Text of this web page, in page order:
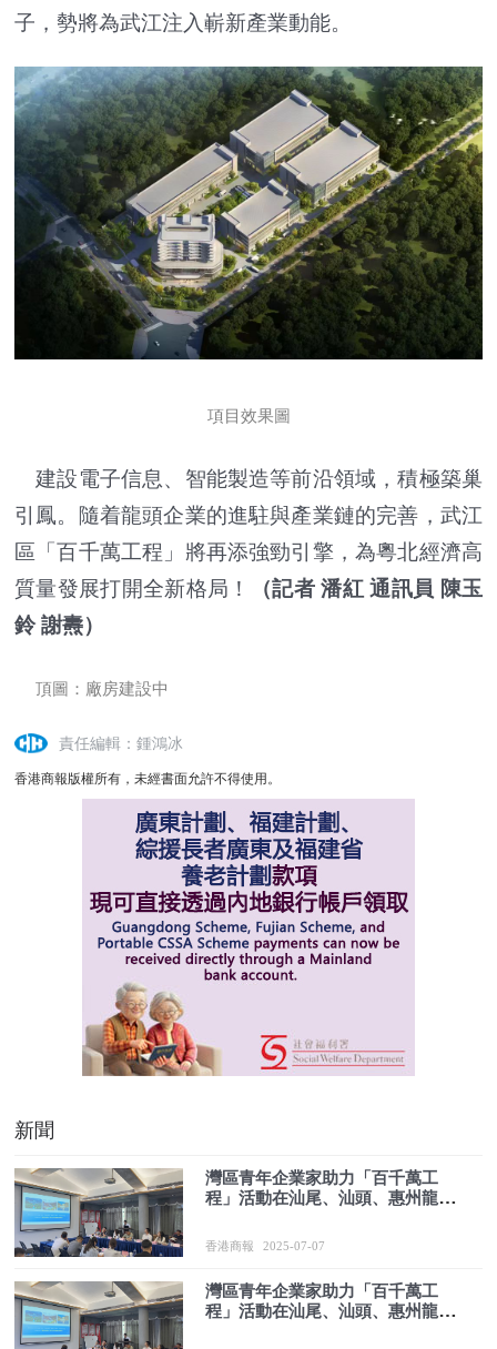
子，勢將為武江注入嶄新產業動能。
項目效果圖
建設電子信息、智能製造等前沿領域，積極築巢
引鳳。隨着龍頭企業的進駐與產業鏈的完善，武江
區「百千萬工程」將再添強勁引擎，為粵北經濟高
質量發展打開全新格局！
（記者 潘紅 通訊員 陳玉
鈴 謝燾）
頂圖：廠房建設中
責任編輯：鍾鴻冰
香港商報版權所有，未經書面允許不得使用。
新聞
灣區青年企業家助力「百千萬工
程」活動在汕尾、汕頭、惠州龍門
香港商報 2025-07-07
灣區青年企業家助力「百千萬工
程」活動在汕尾、汕頭、惠州龍門